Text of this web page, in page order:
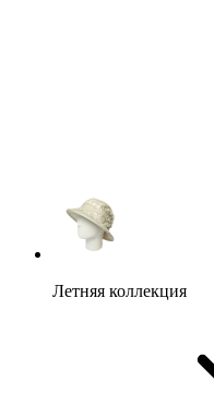
Летняя коллекция